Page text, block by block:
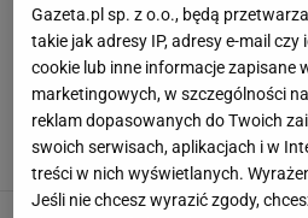
EURO 2020
Euro 2020 - kibicuj
przekąski w wersji
emocje
MATERIAŁ PROMOCYJNY PR
Gazeta.pl sp. z o.o., będą
takie jak adresy IP, adresy e-mail
cookie lub inne informacje zapisane
marketingowych, w szczególności
reklam dopasowanych do Twoich
swoich serwisach, aplikacjach i w
treści w nich wyświetlanych.
Jeśli nie chcesz wyrazić zgody,